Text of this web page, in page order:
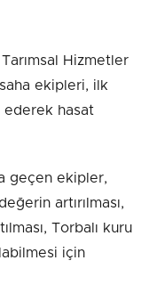
Hizmetler
ekipleri, ilk
ederek hasat
geçen ekipler,
artırılması,
Torbalı kuru
için